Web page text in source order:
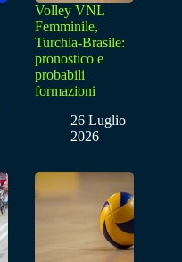
Volley VNL
Femminile,
Turchia-Brasile:
pronostico e
probabili
formazioni
26 Luglio
2026